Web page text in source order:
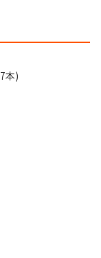
本)